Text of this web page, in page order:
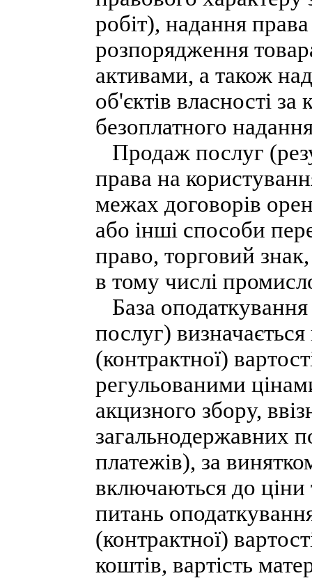
робіт), надання
розпорядження
активами, а також
об'єктів власності
безоплатного
Продаж послуг
права на
межах договорів
або інші способи
право, торговий
в тому числі
База оподаткування
послуг) визначається
(контрактної)
регульованими
акцизного збору,
загальнодержавних
платежів), за
включаються до ціни
питань
(контрактної)
коштів, вартість